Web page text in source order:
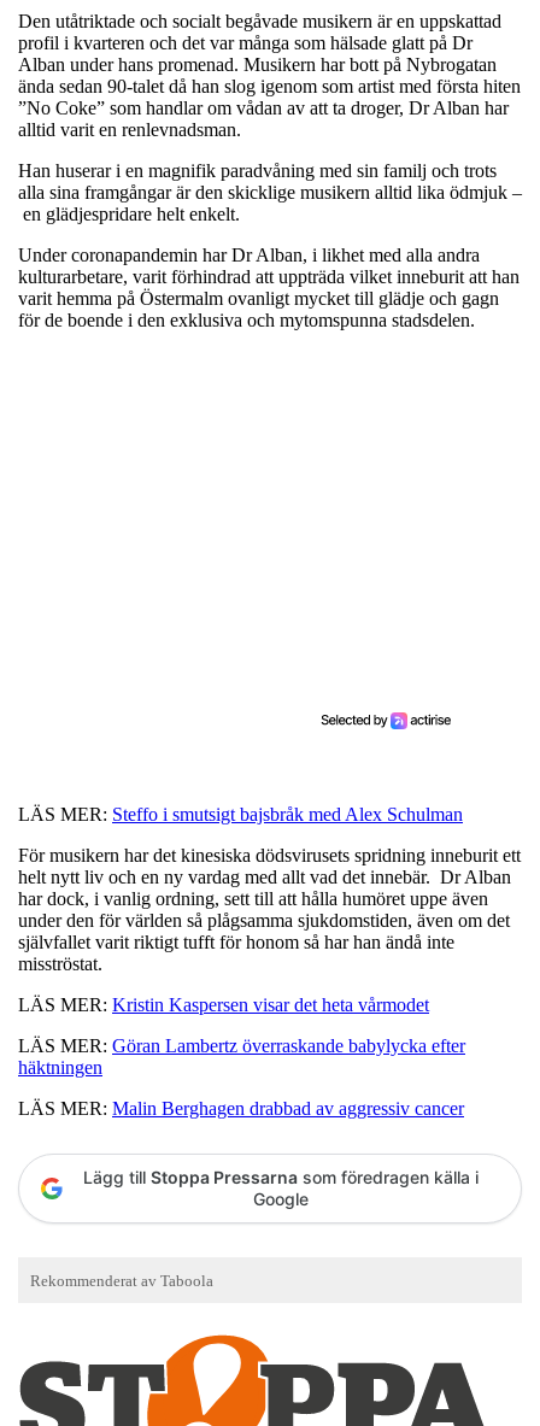
Den utåtriktade och socialt begåvade musikern är en uppskattad
profil i kvarteren och det var många som hälsade glatt på Dr
Alban under hans promenad. Musikern har bott på Nybrogatan
ända sedan 90-talet då han slog igenom som artist med första hiten
”No Coke” som handlar om vådan av att ta droger, Dr Alban har
alltid varit en renlevnadsman.
Han huserar i en magnifik paradvåning med sin familj och trots
alla sina framgångar är den skicklige musikern alltid lika ödmjuk –
en glädjespridare helt enkelt.
Under coronapandemin har Dr Alban, i likhet med alla andra
kulturarbetare, varit förhindrad att uppträda vilket inneburit att han
varit hemma på Östermalm ovanligt mycket till glädje och gagn
för de boende i den exklusiva och mytomspunna stadsdelen.
LÄS MER: Steffo i smutsigt bajsbråk med Alex Schulman
För musikern har det kinesiska dödsvirusets spridning inneburit ett
helt nytt liv och en ny vardag med allt vad det innebär. Dr Alban
har dock, i vanlig ordning, sett till att hålla humöret uppe även
under den för världen så plågsamma sjukdomstiden, även om det
självfallet varit riktigt tufft för honom så har han ändå inte
misströstat.
LÄS MER: Kristin Kaspersen visar det heta vårmodet
LÄS MER: Göran Lambertz överraskande babylycka efter
häktningen
LÄS MER: Malin Berghagen drabbad av aggressiv cancer
Lägg till Stoppa Pressarna som föredragen källa i
Google